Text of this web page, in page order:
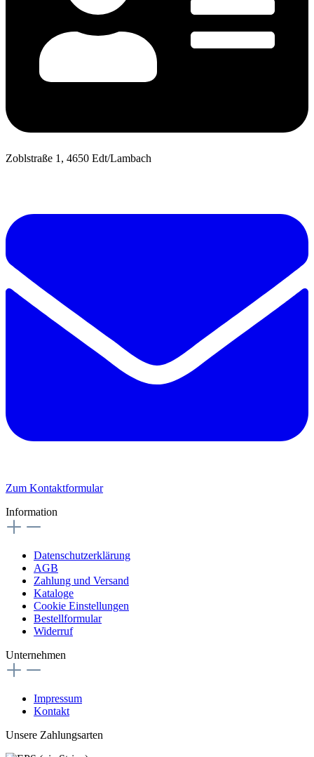
Zoblstraße 1, 4650 Edt/Lambach
Zum Kontaktformular
Information
Datenschutzerklärung
AGB
Zahlung und Versand
Kataloge
Cookie Einstellungen
Bestellformular
Widerruf
Unternehmen
Impressum
Kontakt
Unsere Zahlungsarten